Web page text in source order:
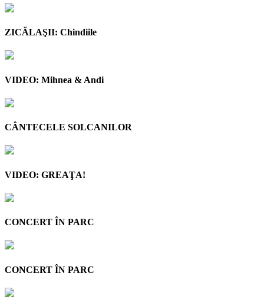
ZICĂLAŞII: Chindiile
VIDEO: Mihnea & Andi
CÂNTECELE SOLCANILOR
VIDEO: GREAŢA!
CONCERT ÎN PARC
CONCERT ÎN PARC